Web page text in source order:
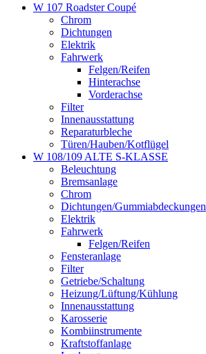
W 107 Roadster Coupé
Chrom
Dichtungen
Elektrik
Fahrwerk
Felgen/Reifen
Hinterachse
Vorderachse
Filter
Innenausstattung
Reparaturbleche
Türen/Hauben/Kotflügel
W 108/109 ALTE S-KLASSE
Beleuchtung
Bremsanlage
Chrom
Dichtungen/Gummiabdeckungen
Elektrik
Fahrwerk
Felgen/Reifen
Fensteranlage
Filter
Getriebe/Schaltung
Heizung/Lüftung/Kühlung
Innenausstattung
Karosserie
Kombiinstrumente
Kraftstoffanlage